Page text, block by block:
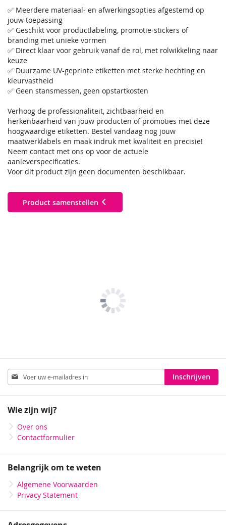
✅ Meerdere materiaal‑ en afwerkingsopties afgestemd op
jouw toepassing
✅ Geschikt voor productlabeling, promotie‑stickers of
branding met unieke vormen
✅ Direct klaar voor gebruik vanaf de rol, met rolwikkeling naar
keuze
✅ Duurzame UV-geprinte etiketten met sterke hechting en
kleurvastheid
✅ Geen stansmessen, geen opstartkosten
Verhoog de professionaliteit, zichtbaarheid en
herkenbaarheid van jouw producten of promoties met deze
hoogwaardige etiketten. Bestel vandaag nog jouw
maatwerklabels en maak indruk met kwaliteit en precisie!
Neem contact met ons op voor de actuele
aanleverspecificaties.
Voor dit product zijn geen documenten beschikbaar.
Product samenstellen
Abonneer
u
op
nieuwsbrief
Inschrijven
Wie zijn wij?
Over ons
Contactformulier
Belangrijk om te weten
Algemene Voorwaarden
Privacy Statement